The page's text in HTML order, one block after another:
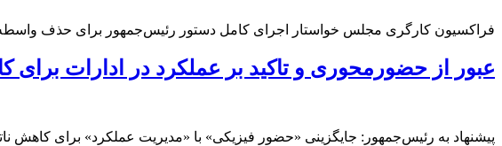
فراکسیون کارگری مجلس خواستار اجرای کامل دستور رئیس‌جمهور برای حذف
عبور از حضورمحوری و تاکید بر عملکرد در ادارات برای
پیشنهاد به رئیس‌جمهور: جایگزینی «حضور فیزیکی» با «مدیریت عملکرد» برای کاهش